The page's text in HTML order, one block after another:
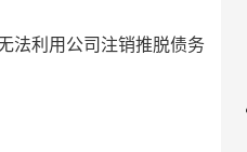
法利用公司注销推脱债务